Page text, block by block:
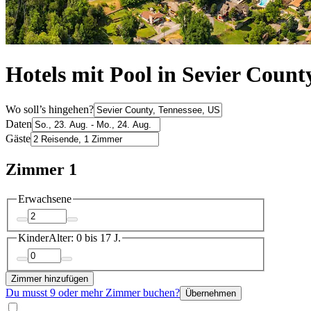
Hotels mit Pool in Sevier
Wo soll’s hingehen?
Daten
Gäste
Zimmer 1
Erwachsene
KinderAlter: 0 bis 17 J.
Zimmer hinzufügen
Du musst 9 oder mehr Zimmer buchen? Übernehmen